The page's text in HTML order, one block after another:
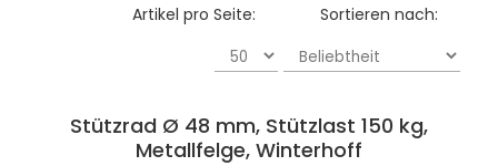
Sortieren nach:
Artikel pro Seite:
Stützrad Ø 48 mm, Stützlast 150 kg,
Metallfelge, Winterhoff